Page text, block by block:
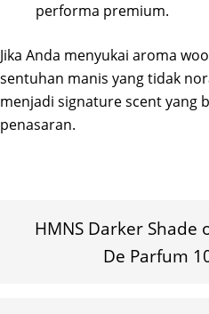
performa premium.
Jika Anda menyukai aroma
sentuhan manis yang tidak
menjadi signature scent yang
penasaran.
HMNS Darker Shade
De Parfum